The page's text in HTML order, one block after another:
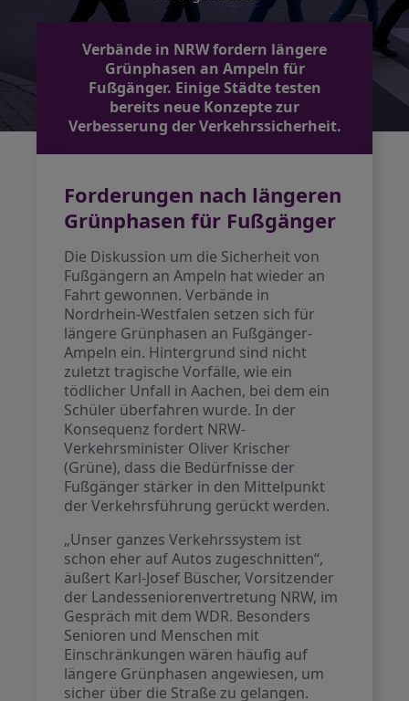
Verbände in NRW fordern längere
Grünphasen an Ampeln für
Fußgänger. Einige Städte testen
bereits neue Konzepte zur
Verbesserung der Verkehrssicherheit.
Forderungen nach längeren
Grünphasen für Fußgänger
Die Diskussion um die Sicherheit von
Fußgängern an Ampeln hat wieder an
Fahrt gewonnen. Verbände in
Nordrhein-Westfalen setzen sich für
längere Grünphasen an Fußgänger-
Ampeln ein. Hintergrund sind nicht
zuletzt tragische Vorfälle, wie ein
tödlicher Unfall in Aachen, bei dem ein
Schüler überfahren wurde. In der
Konsequenz fordert NRW-
Verkehrsminister Oliver Krischer
(Grüne), dass die Bedürfnisse der
Fußgänger stärker in den Mittelpunkt
der Verkehrsführung gerückt werden.
„Unser ganzes Verkehrssystem ist
schon eher auf Autos zugeschnitten“,
äußert Karl-Josef Büscher, Vorsitzender
der Landesseniorenvertretung NRW, im
Gespräch mit dem WDR. Besonders
Senioren und Menschen mit
Einschränkungen wären häufig auf
längere Grünphasen angewiesen, um
sicher über die Straße zu gelangen.